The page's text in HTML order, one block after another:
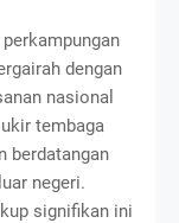
dengan
nasional
tembaga
berdatangan
negeri.
signifikan ini